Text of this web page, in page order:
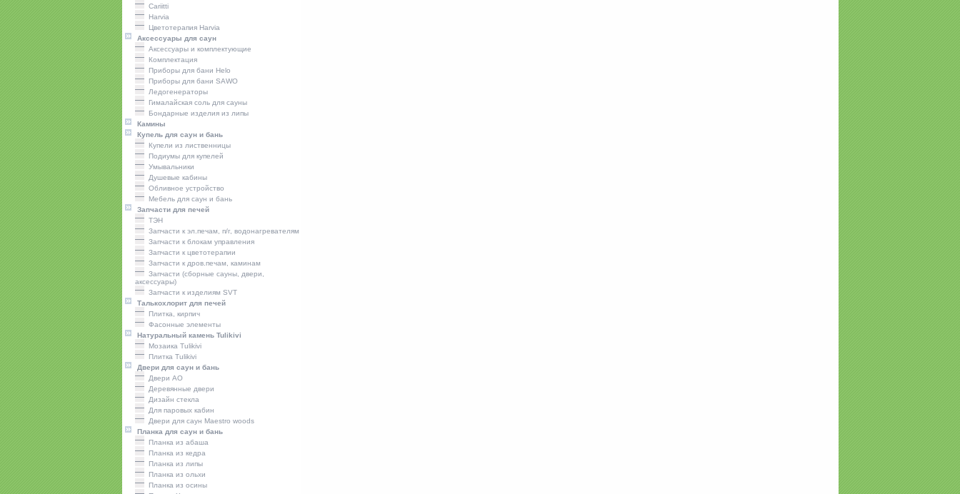
Cariitti
Harvia
Цветотерапия Harvia
Аксессуары для саун
Аксессуары и комплектующие
Комплектация
Приборы для бани Helo
Приборы для бани SAWO
Ледогенераторы
Гималайская соль для сауны
Бондарные изделия из липы
Камины
Купель для саун и бань
Купели из лиственницы
Подиумы для купелей
Умывальники
Душевые кабины
Обливное устройство
Мебель для саун и бань
Запчасти для печей
ТЭН
Запчасти к эл.печам, п/г, водонагревателям
Запчасти к блокам управления
Запчасти к цветотерапии
Запчасти к дров.печам, каминам
Запчасти (сборные сауны, двери,
аксессуары)
Запчасти к изделиям SVT
Талькохлорит для печей
Плитка, кирпич
Фасонные элементы
Натуральный камень Tulikivi
Мозаика Tulikivi
Плитка Tulikivi
Двери для саун и бань
Двери AO
Деревянные двери
Дизайн стекла
Для паровых кабин
Двери для саун Maestro woods
Планка для саун и бань
Планка из абаша
Планка из кедра
Планка из липы
Планка из ольхи
Планка из осины